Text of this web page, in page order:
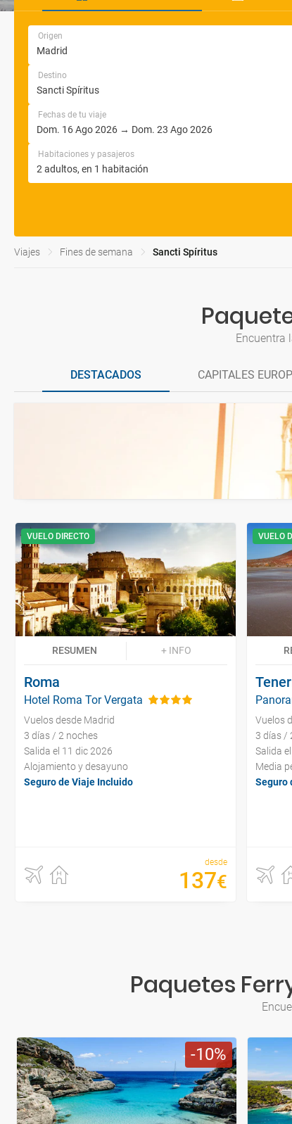
Origen
Destino
Fechas de tu viaje
Habitaciones y pasajeros
Viajes Fines de semana Sancti Spíritus
Encuentra
DESTACADOS CAPITALES
VUELO DIRECTO
RESUMEN + INFO
Roma
Hotel Roma Tor Vergata
Vuelos desde Madrid
3 días / 2 noches
Salida el 11 dic 2026
Alojamiento y desayuno
Seguro de Viaje Incluido
desde
137€
VUELO
Vuelos
3 días /
Salida
Media
Seguro
Paquetes
10